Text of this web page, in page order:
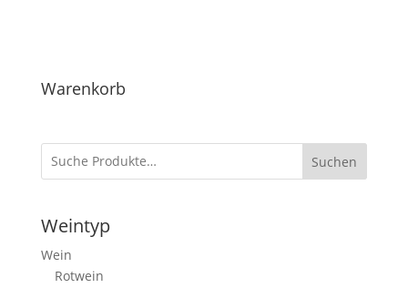
Warenkorb
Suchen
Weintyp
Wein
Rotwein